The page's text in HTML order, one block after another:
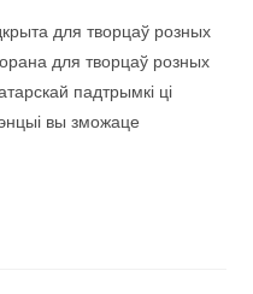
для творцаў розных
для творцаў розных
падтрымкі ці
вы зможаце